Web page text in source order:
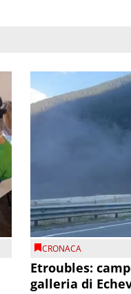
CRONACA
Etroubles:
galleria di